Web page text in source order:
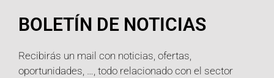
BOLETÍN DE NOTICIAS
Recibirás un mail con noticias, ofertas,
oportunidades, …, todo relacionado con el sector